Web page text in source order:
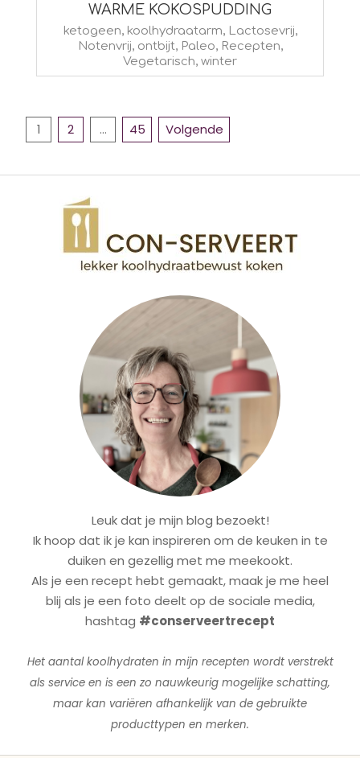
WARME KOKOSPUDDING
2026-
ketogeen, koolhydraatarm, Lactosevrij,
Notenvrij, ontbijt, Paleo, Recepten,
Vegetarisch, winter
BERICHTEN
1 2 … 45 Volgende
Leuk dat je mijn blog bezoekt!
Ik hoop dat ik je kan inspireren om de keuken in te
duiken en gezellig met me meekookt.
Als je een recept hebt gemaakt, maak je me heel
blij als je een foto deelt op de sociale media,
hashtag #conserveertrecept
Het aantal koolhydraten in mijn recepten wordt verstrekt
als service en is een zo nauwkeurig mogelijke schatting,
maar kan variëren afhankelijk van de gebruikte
producttypen en merken.